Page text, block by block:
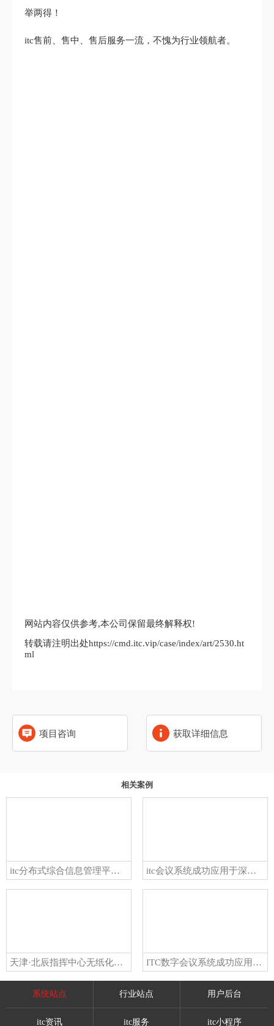
举两得！
itc售前、售中、售后服务一流，不愧为行业领航者。
网站内容仅供参考,本公司保留最终解释权!
转载请注明出处https://cmd.itc.vip/case/index/art/2530.ht
ml
项目咨询 获取详细信息
相关案例
itc分布式综合信息管理平台成功应用于大连公安局开发区分局指挥中心 itc会议系统成功应用于深圳市公安分局
天津·北辰指挥中心无纸化会议系统成功应用案例 ITC数字会议系统成功应用于鹤庆县地震局震情会商与应急指挥系统建设项目
系统站点 行业站点 用户后台
itc资讯 itc服务 itc小程序